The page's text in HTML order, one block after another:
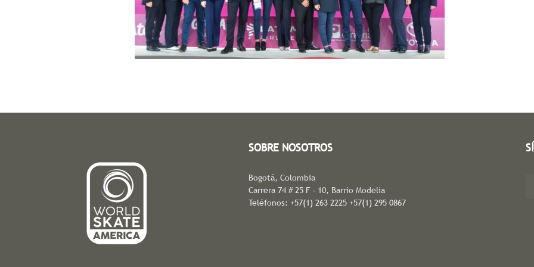
SOBRE NOSOTROS
Bogotá, Colombia
Carrera 74 # 25 F - 10, Barrio Modelia
Teléfonos: +57(1) 263 2225 +57(1) 295 0867